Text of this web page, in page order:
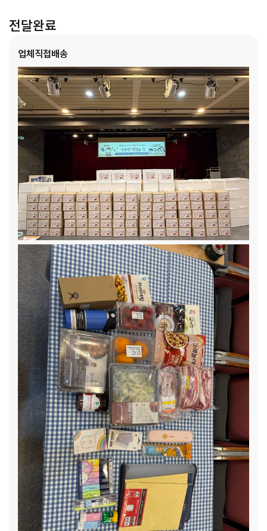
지가 어려운 상황입니다.
다. 자녀 4명에 이모까지 함께 생활 중이나 아버지 혼자 근로를
할 수밖에 없는 상황으로 7인 가구가 생활하기에는 경제적으로
어려운 상황입니다.[창빈(가명) / (기초생활수급 가정, 4인
가구)]: 현재 아버지 및 조부모와 함께 거주하고 있지만 아버지
의 알코올 중독으로 인해 경제활동을 전혀 하고 있지 않은 상황
으로 조부모 혼자 경제활동을 하며 생계를 유지하고 있는 상황
입니다. 조모 또한 고령으로 장기간의 근로가 어려워 파트타임
근로에 참여하고 있습니다. 아이는 혼자 학교와 학원을 챙겨 다
녀야 하는 상황으로, 아이를 위한 지원이 필요한 상황입니다.
[연희(가명) / (차상위 가정, 3인 가구)]:이 가정은 아버님께
서 오래전부터 투석을 받고 있어 어머니 혼자 경제활동을 이어
오고 있습니다. 이른 출근과 늦은 퇴근으로 인해 아동의 케어가
어려운 상황이며, 아버님의 병환으로 인해 빠듯한 생활을 이어
오고 있습니다.[현정(가명)/ (차상위 가정, 3인 가구)]:현정
이(가명)네는 아버님 수입으로 중학생인 현정이(가명) 포함 3
인 가구가 생활하고 있습니다. 넉넉지 않은 급여에 생활비는 항
상 빠듯하고, 아이가 좋아하는 과일도 비싸서 마음껏 먹일 수가
없습니다. 아이 새 학기를 준비하기도 턱없이 부족한 생활비는
교복을 사주기도 어렵습니다.[민주(가명)/ (한부모가정, 5인
가구)]: 한부모가정인 민주네(가명)는 딸 둘, 아들 둘의 대가족
입니다. 어머니 홀로 4명의 아이들을 키우다 보니 생활은 넉넉
지 않지만, 아이들이 씩씩하게 자라고 있어서 힘이 난다고 합니
다. 하지만 최근 어머니가 뇌경색 판정으로 병원에 다니면서 근
로도 하지 못하고, 수급비만으로 다섯 식구가 생활하고 있어 경
제적으로도, 신체적으로도 어려움을 겪고 있습니다.[연석(가
명)/ (저소득가정, 4인 가구)]:연석이(가명)네는 아버지가 뇌
경색으로 쓰러진 이후 한쪽 뇌를 제거하는 수술을 받았습니다.
이에 편마비와 언어적인 문제가 있는 상황이며 현재는 요양병
원에 입원하고 있습니다. 이에 연석(가명)이 어머니께서 공공
근로를 하면서 생활을 하고 있는 상황으로 경제적인 어려움이
있는 상황으로 이에 연석이(가명)의 새 학기를 응원하고자 합
니다.[용기(가명) / (저소득가정, 5인 가구)]:든든한 첫걸음
전달완료
업체직접배송